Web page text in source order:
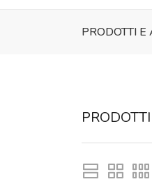
PRODOTTI E